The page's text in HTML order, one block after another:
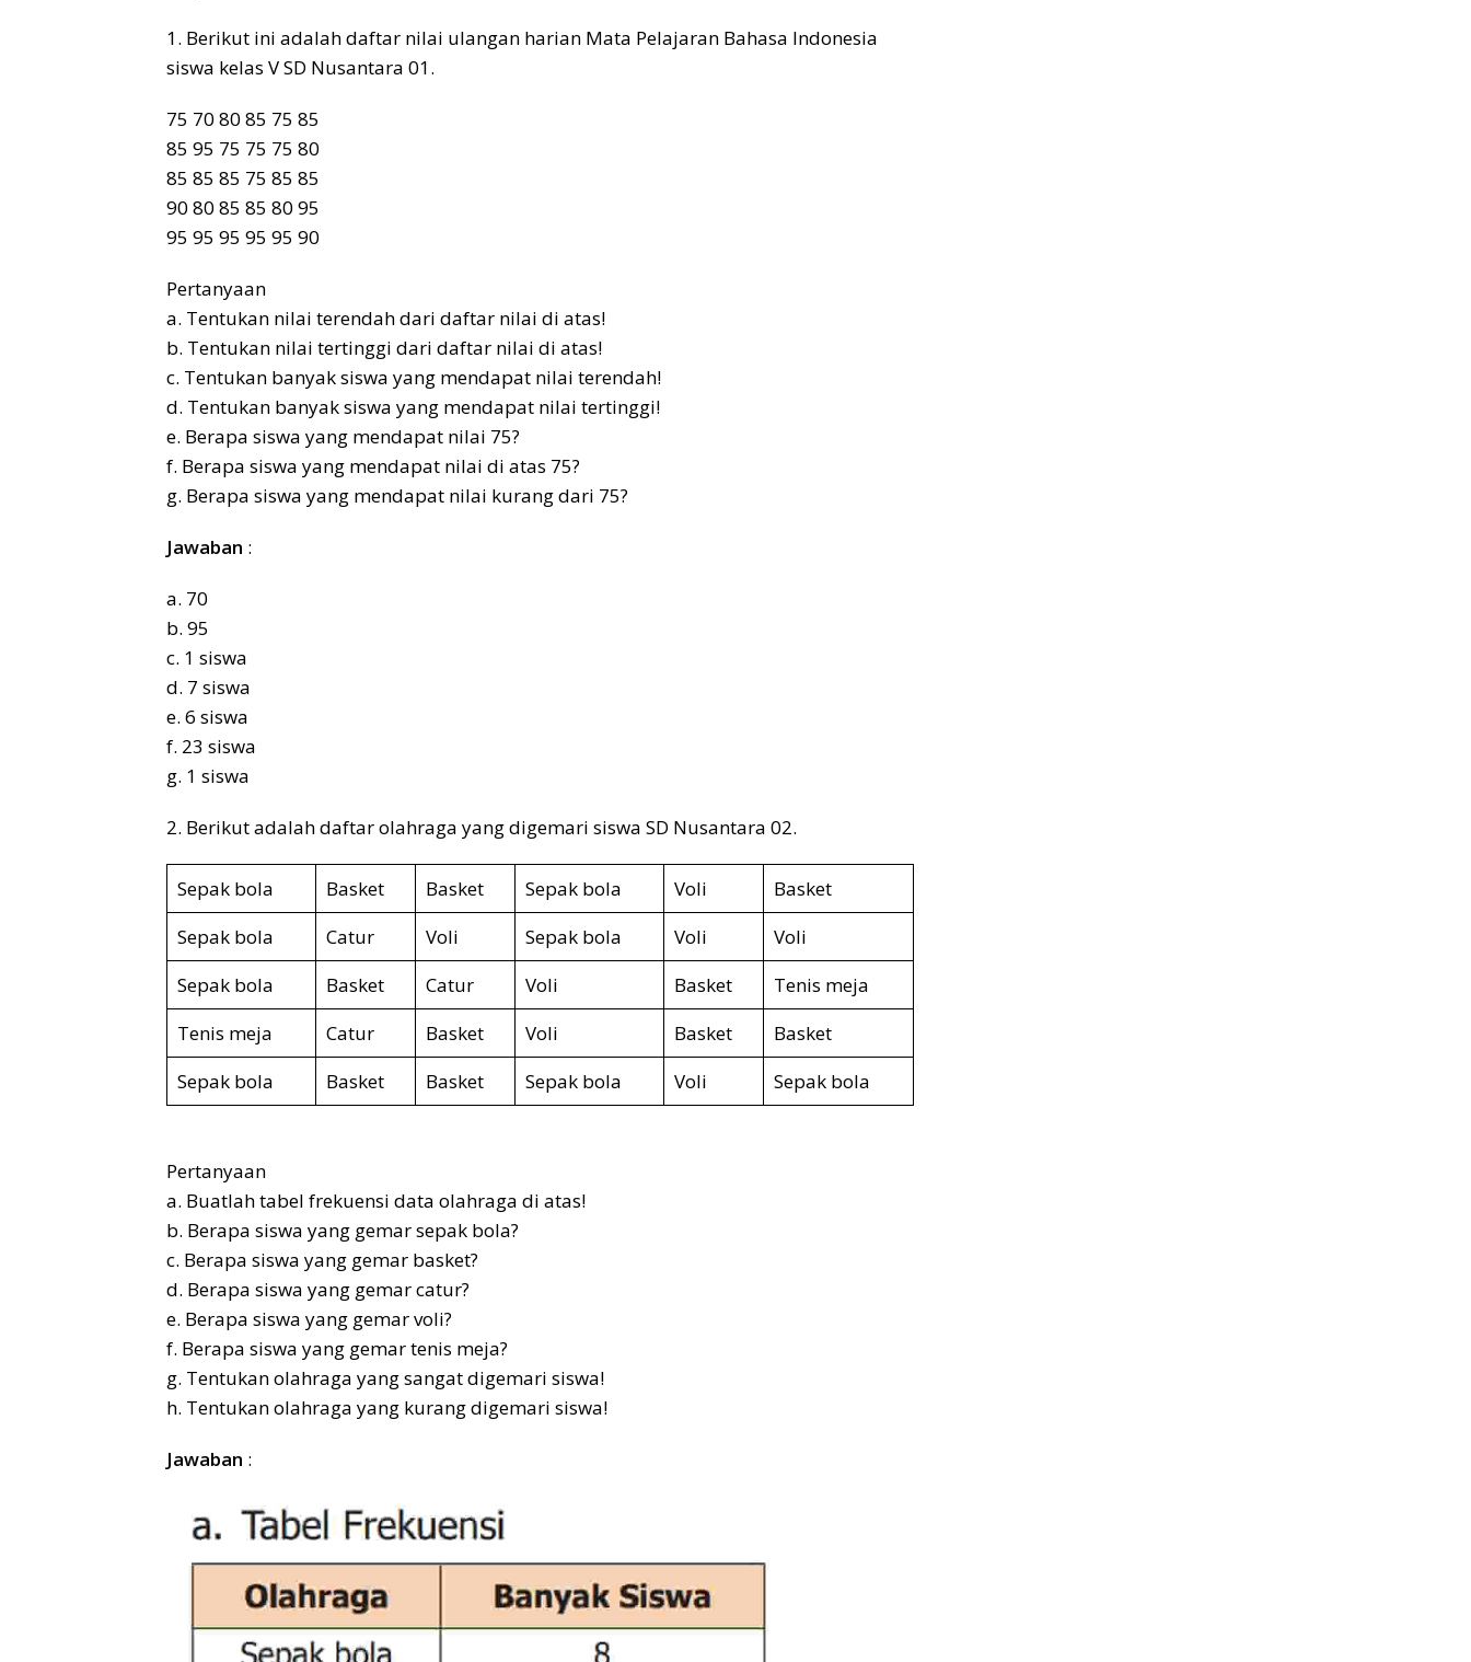
1. Berikut ini adalah daftar nilai ulangan harian Mata Pelajaran Bahasa Indonesia
siswa kelas V SD Nusantara 01.
75 70 80 85 75 85
85 95 75 75 75 80
85 85 85 75 85 85
90 80 85 85 80 95
95 95 95 95 95 90
Pertanyaan
a. Tentukan nilai terendah dari daftar nilai di atas!
b. Tentukan nilai tertinggi dari daftar nilai di atas!
c. Tentukan banyak siswa yang mendapat nilai terendah!
d. Tentukan banyak siswa yang mendapat nilai tertinggi!
e. Berapa siswa yang mendapat nilai 75?
f. Berapa siswa yang mendapat nilai di atas 75?
g. Berapa siswa yang mendapat nilai kurang dari 75?
Jawaban :
a. 70
b. 95
c. 1 siswa
d. 7 siswa
e. 6 siswa
f. 23 siswa
g. 1 siswa
2. Berikut adalah daftar olahraga yang digemari siswa SD Nusantara 02.
Sepak bola Basket Basket Sepak bola Voli
Basket
Sepak bola
Catur Voli Sepak bola Voli
Voli
Sepak bola
Basket Catur Voli Basket
Tenis meja
Tenis meja
Catur Basket Voli Basket
Basket
Sepak bola
Basket Basket Sepak bola Voli Sepak bola
Pertanyaan
a. Buatlah tabel frekuensi data olahraga di atas!
b. Berapa siswa yang gemar sepak bola?
c. Berapa siswa yang gemar basket?
d. Berapa siswa yang gemar catur?
e. Berapa siswa yang gemar voli?
f. Berapa siswa yang gemar tenis meja?
g. Tentukan olahraga yang sangat digemari siswa!
h. Tentukan olahraga yang kurang digemari siswa!
Jawaban :